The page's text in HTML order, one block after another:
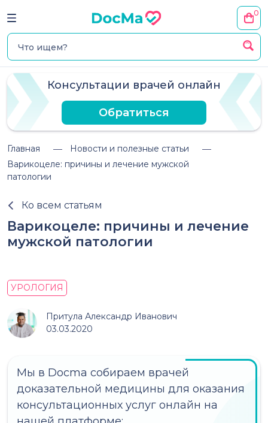
0
Консультации врачей онлайн
Обратиться
Главная
Новости и полезные статьи
Варикоцеле: причины и лечение мужской
патологии
Ко всем статьям
Варикоцеле: причины и лечение
мужской патологии
УРОЛОГИЯ
Притула Александр Иванович
03.03.2020
Мы в Docma собираем врачей
доказательной медицины для оказания
консультационных услуг онлайн на